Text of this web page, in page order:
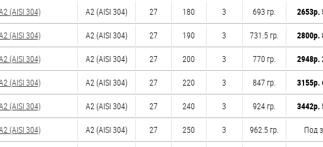
(AISI 304) А2 (AISI 304) 27 180 3 693 гр. 2653р.
(AISI 304) А2 (AISI 304) 27 190 3 731.5 гр. 2800р.
(AISI 304) А2 (AISI 304) 27 200 3 770 гр. 2948р.
(AISI 304) А2 (AISI 304) 27 220 3 847 гр. 3155р.
(AISI 304) А2 (AISI 304) 27 240 3 924 гр. 3442р.
(AISI 304) А2 (AISI 304) 27 250 3 962.5 гр. Под